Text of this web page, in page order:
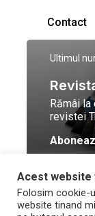
Contact
Ultimul
Rămâi
revistei
© Toate
rezervate
2026
Acest
Folosim cookie-
website tinand